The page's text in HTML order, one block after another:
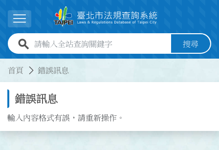
展開選單
全站查詢關鍵字欄位 搜尋
首頁 錯誤訊息
錯誤訊息
輸入內容格式有誤，請重新操作。